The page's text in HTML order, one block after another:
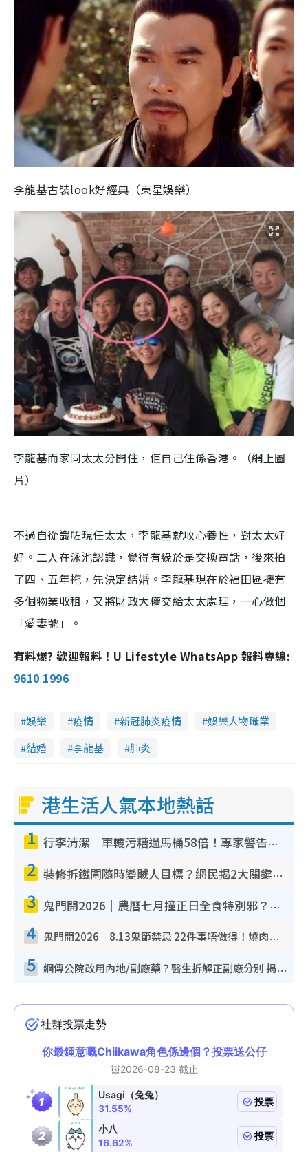
李龍基古裝look好經典（東星娛樂）
李龍基而家同太太分開住，佢自己住係香港。（網上圖
片）
不過自從識咗現任太太，李龍基就收心養性，對太太好
好。二人在泳池認識，覺得有緣於是交換電話，後來拍
了四、五年拖，先決定結婚。李龍基現在於福田區擁有
多個物業收租，又將財政大權交給太太處理，一心做個
「愛妻號」。
有料爆? 歡迎報料！U Lifestyle WhatsApp 報料專線:
9610 1996
娛樂 疫情 新冠肺炎疫情
娛樂人物職業
結婚
李龍基 肺炎
港生活人氣本地熱話
1 行李清潔｜車轆污糟過馬桶58倍！專家警告忌用酒精抹 教1招免污手除菌
2 裝修拆鐵閘隨時變賊人目標？網民揭2大關鍵用途：裝新式等於白裝？附新舊鐵閘分別
3 鬼門開2026｜農曆七月撞正日全食特別邪？專家警告切忌做一事！揭4大禁忌+2招保平安
4 鬼門開2026｜8.13鬼節禁忌 22件事唔做得！燒肉、刺身要少食？半夜勿吹口哨/打呢個電話
5 網傳公院改用內地/副廠藥？醫生拆解正副廠分別 揭4類人換藥隨時出事